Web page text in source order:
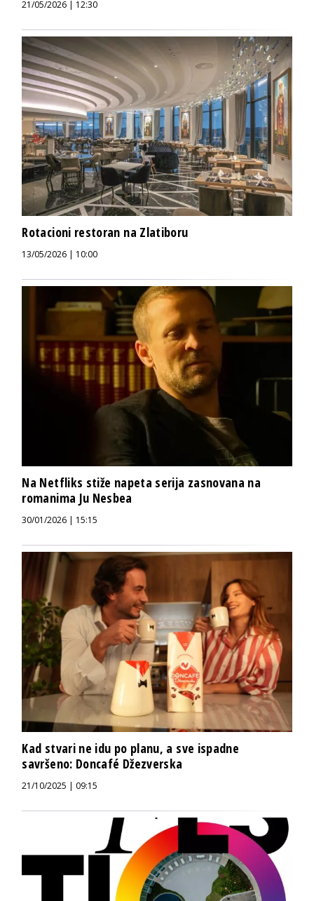
21/05/2026 | 12:30
Rotacioni restoran na Zlatiboru
13/05/2026 | 10:00
Na Netfliks stiže napeta serija zasnovana na
romanima Ju Nesbea
30/01/2026 | 15:15
Kad stvari ne idu po planu, a sve ispadne
savršeno: Doncafé Džezverska
21/10/2025 | 09:15